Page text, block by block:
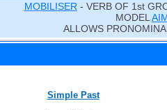
MOBILISER - VERB OF 1st
MODEL
ALLOWS
Simple Past